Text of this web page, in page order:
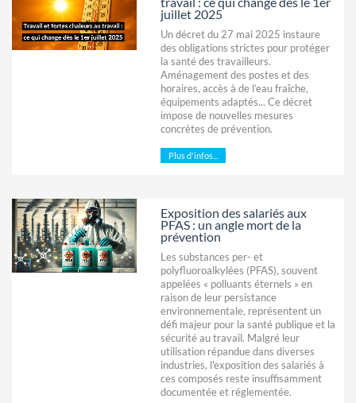
juillet 2025
Un décret du 27 mai 2025 instaure
des obligations strictes pour protéger
la santé des travailleurs.
Aménagement des postes et des
horaires, accès à de l’eau fraîche,
équipements adaptés... Ce décret
impose de nouvelles mesures
concrètes de prévention.
Plus d'infos...
Exposition des salariés aux
PFAS : un angle mort de la
prévention
Les substances per- et
polyfluoroalkylées (PFAS), souvent
appelées « polluants éternels » en
raison de leur persistance
environnementale, représentent un
défi majeur pour la santé publique et la
sécurité au travail. Malgré leur
utilisation répandue dans diverses
industries, l'exposition des salariés à
ces composés reste insuffisamment
documentée et réglementée.